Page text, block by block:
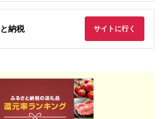
納税 サイトに行く